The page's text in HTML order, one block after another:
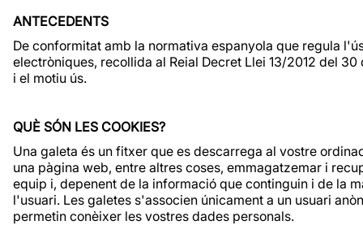
ANTECEDENTS
De conformitat amb la normativa espanyola que regula
electròniques, recollida al Reial Decret Llei 13/2012 del
i el motiu ús.
QUÈ SÓN LES COOKIES?
Una galeta és un fitxer que es descarrega al vostre
una pàgina web, entre altres coses, emmagatzemar i
equip i, depenent de la informació que continguin i de la
l'usuari. Les galetes s'associen únicament a un usuari
permetin conèixer les vostres dades personals.